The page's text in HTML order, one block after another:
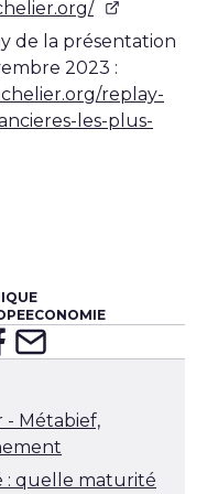
de la présentation
2023 :
replay-
les-plus-
ECONOMIE
sursurX
Partager
- Métabief,
: quelle maturité